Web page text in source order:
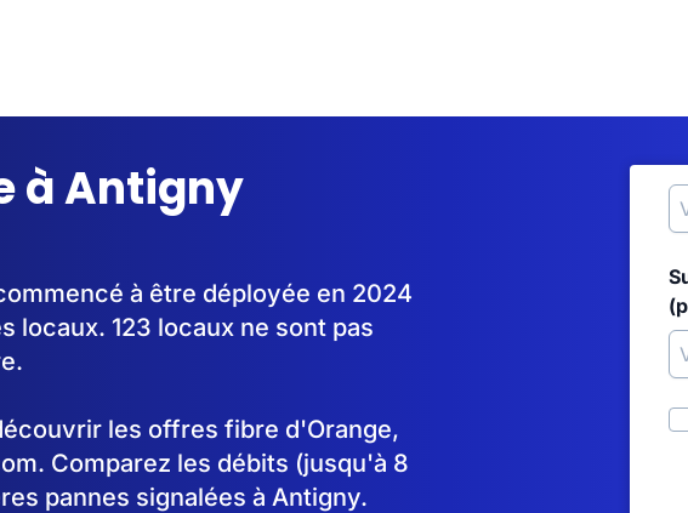
à Antigny
à être déployée en 2024
locaux. 123 locaux ne sont pas
les offres fibre d'Orange,
Comparez les débits (jusqu'à 8
pannes signalées à Antigny.